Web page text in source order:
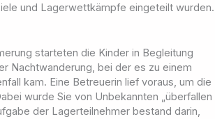
und Lagerwettkämpfe eingeteilt wurden.
starteten die Kinder in Begleitung
Nachtwanderung, bei der es zu einem
kam. Eine Betreuerin lief voraus, um die
wurde Sie von Unbekannten „überfallen
der Lagerteilnehmer bestand darin,